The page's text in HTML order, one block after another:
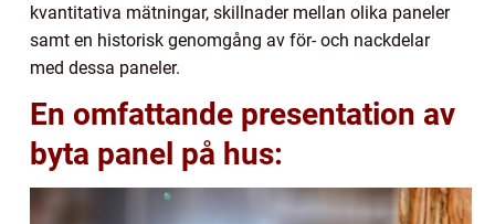
kvantitativa mätningar, skillnader mellan olika paneler
samt en historisk genomgång av för- och nackdelar
med dessa paneler.
En omfattande presentation av
byta panel på hus: